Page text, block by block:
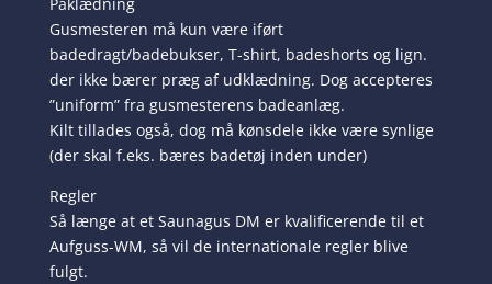
Gusmesteren må kun være iført
badedragt/badebukser, T-shirt, badeshorts og lign.
der ikke bærer præg af udklædning. Dog accepteres
”uniform” fra gusmesterens badeanlæg.
Kilt tillades også, dog må kønsdele ikke være synlige
(der skal f.eks. bæres badetøj inden under)
Regler
Så længe at et Saunagus DM er kvalificerende til et
Aufguss-WM, så vil de internationale regler blive
fulgt.